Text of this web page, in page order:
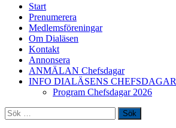
Start
Prenumerera
Medlemsföreningar
Om Dialäsen
Kontakt
Annonsera
ANMÄLAN Chefsdagar
INFO DIALÄSENS CHEFSDAGAR
Program Chefsdagar 2026
Sök
efter: